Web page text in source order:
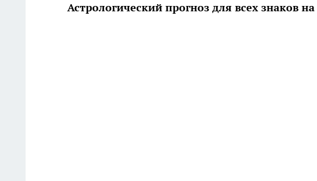
Астрологический прогноз для всех знаков